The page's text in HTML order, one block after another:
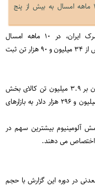
ارزش صادرات معدن و صنایع معدنی در ۱۰ ماهه امسال به بیش از پنج
برپایه آمارهای گمرک ایران، در ۱۰ ماهه امسال
حجم صادرات بخش معدن و صنایع معدنی بیش از ۳۴ میلیون و ۹۰ هزار تن ثبت
بررسی ها نشان می دهد در دیماه امسال افزون بر ۳.۹ میلیون تن کالای بخش
معدن و صنایع معدنی به ارزش بیش از ۷۶۲ میلیون و ۲۹۶ هزار دلار به بازارهای
بیشترین سهم در
اختصاص می دهند.
در دوره این گزارش با حجم